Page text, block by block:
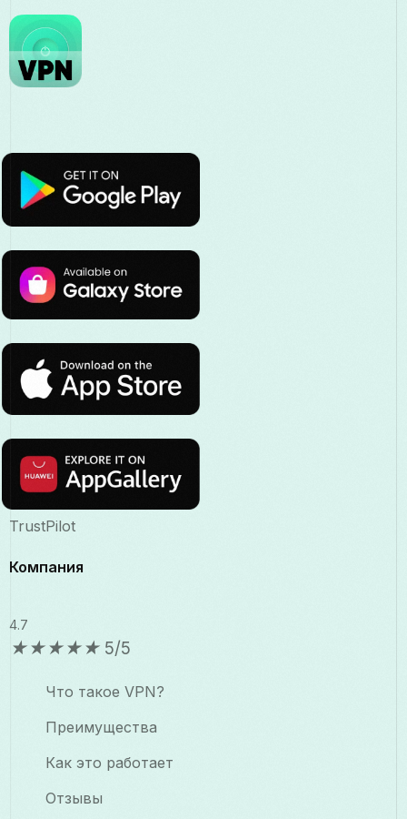
TrustPilot
Компания
4.7
★★★★★ 5/5
Что такое VPN?
Преимущества
Как это работает
Отзывы